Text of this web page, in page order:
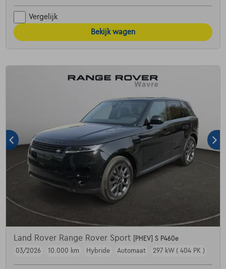
Vergelijk
Bekijk wagen
Land Rover Range Rover Sport
[PHEV] S P460e
03/2026
10.000 km Hybride Automaat 297 kW ( 404 PK )